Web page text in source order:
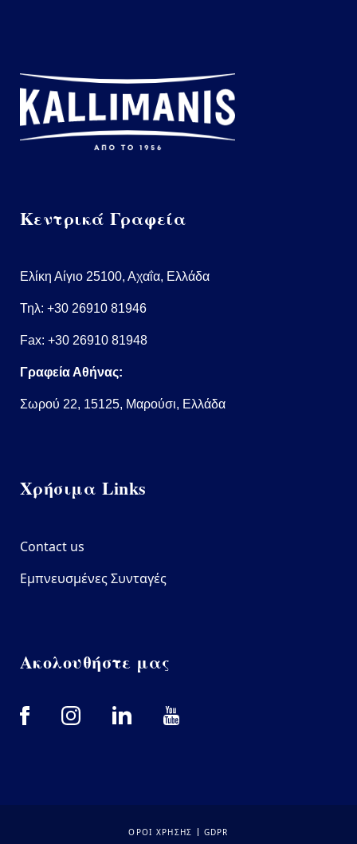
Κεντρικά Γραφεία
Ελίκη Αίγιο 25100, Αχαΐα, Ελλάδα
Τηλ: +30 26910 81946
Fax: +30 26910 81948
Γραφεία Αθήνας:
Σωρού 22, 15125, Μαρούσι, Ελλάδα
Χρήσιμα Links
Contact us
Εμπνευσμένες Συνταγές
Ακολουθήστε μας
ΟΡΟΙ ΧΡΗΣΗΣ GDPR